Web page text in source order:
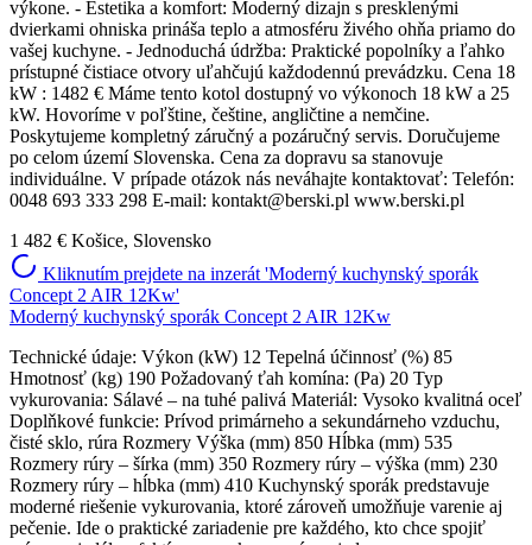
výkone. - Estetika a komfort: Moderný dizajn s presklenými
dvierkami ohniska prináša teplo a atmosféru živého ohňa priamo do
vašej kuchyne. - Jednoduchá údržba: Praktické popolníky a ľahko
prístupné čistiace otvory uľahčujú každodennú prevádzku. Cena 18
kW : 1482 € Máme tento kotol dostupný vo výkonoch 18 kW a 25
kW. Hovoríme v poľštine, češtine, angličtine a nemčine.
Poskytujeme kompletný záručný a pozáručný servis. Doručujeme
po celom území Slovenska. Cena za dopravu sa stanovuje
individuálne. V prípade otázok nás neváhajte kontaktovať: Telefón:
0048 693 333 298 E-mail: kontakt@berski.pl www.berski.pl
1 482 € Košice, Slovensko
Kliknutím prejdete na inzerát 'Moderný kuchynský sporák
Concept 2 AIR 12Kw'
Moderný kuchynský sporák Concept 2 AIR 12Kw
Technické údaje: Výkon (kW) 12 Tepelná účinnosť (%) 85
Hmotnosť (kg) 190 Požadovaný ťah komína: (Pa) 20 Typ
vykurovania: Sálavé – na tuhé palivá Materiál: Vysoko kvalitná oceľ
Doplňkové funkcie: Prívod primárneho a sekundárneho vzduchu,
čisté sklo, rúra Rozmery Výška (mm) 850 Hĺbka (mm) 535
Rozmery rúry – šírka (mm) 350 Rozmery rúry – výška (mm) 230
Rozmery rúry – hĺbka (mm) 410 Kuchynský sporák predstavuje
moderné riešenie vykurovania, ktoré zároveň umožňuje varenie aj
pečenie. Ide o praktické zariadenie pre každého, kto chce spojiť